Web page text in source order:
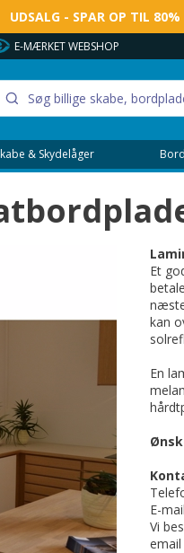
UDSALG - SPAR OP TIL 80%
E-MÆRKET WEBSHOP
& Skydelåger
Et
kan
En
E-
Vi